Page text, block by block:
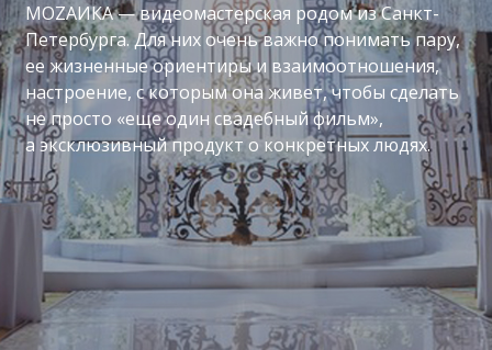
MOZAИКА — видеомастерская родом из Санкт-
Петербурга. Для них очень важно понимать пару,
ее жизненные ориентиры и взаимоотношения,
настроение, с которым она живет, чтобы сделать
не просто «еще один свадебный фильм»,
а эксклюзивный продукт о конкретных людях.